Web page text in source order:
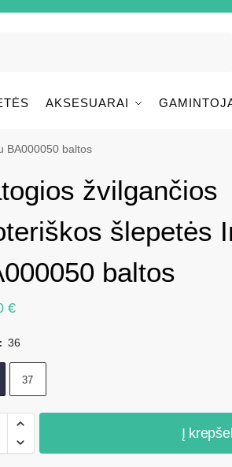
AKSESUARAI
BA000050 baltos
žvilgančios
šlepetės
baltos
€
: 36
37
Į